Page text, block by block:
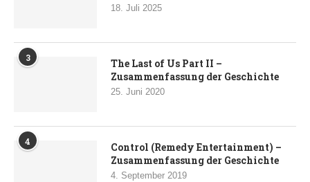
18. Juli 2025
3
The Last of Us Part II –
Zusammenfassung der Geschichte
25. Juni 2020
4
Control (Remedy Entertainment) –
Zusammenfassung der Geschichte
4. September 2019